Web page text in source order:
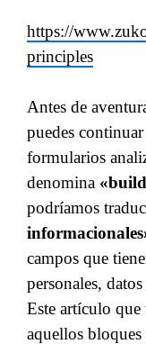
https://
principles
Antes de
puedes
formularios
denomina
podríamos
campos que
personales,
Este artículo
aquellos bloques